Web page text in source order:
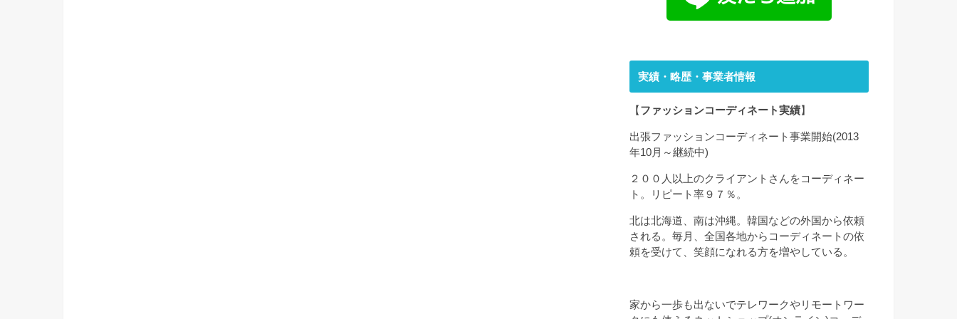
実績・略歴・事業者情報
【 ファッションコーディネート実績】
出張ファッションコーディネート事業開始(2013
年10月～継続中)
２００人以上のクライアントさんをコーディネー
ト。リピート率９７％。
北は北海道、南は沖縄。韓国などの外国から依頼
される。毎月、全国各地からコーディネートの依
頼を受けて、笑顔になれる方を増やしている。
家から一歩も出ないでテレワークやリモートワー